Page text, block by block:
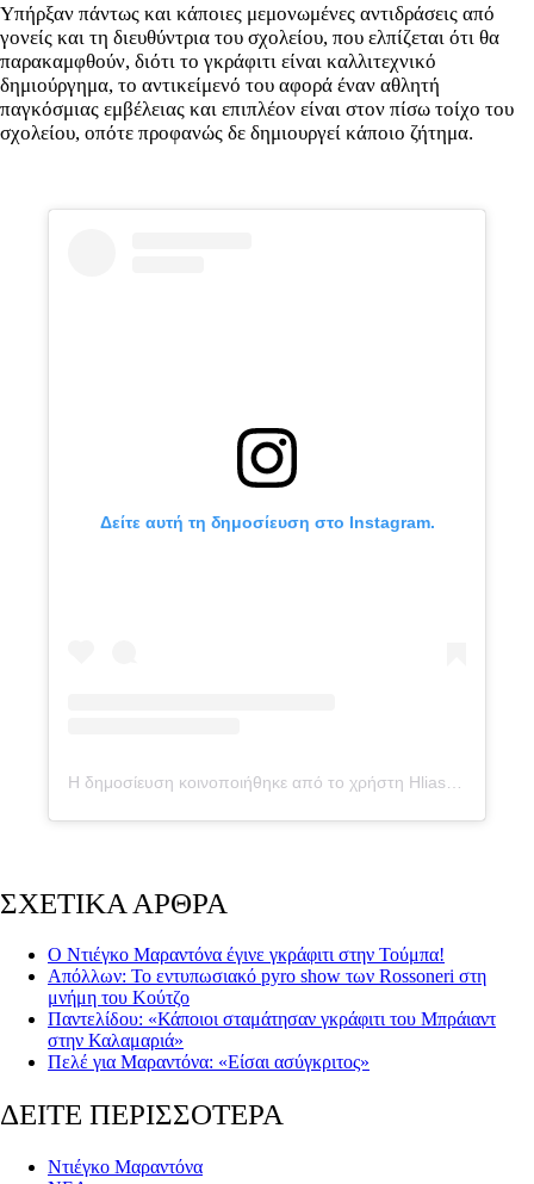
Υπήρξαν πάντως και κάποιες μεμονωμένες αντιδράσεις από
γονείς και τη διευθύντρια του σχολείου, που ελπίζεται ότι θα
παρακαμφθούν, διότι το γκράφιτι είναι καλλιτεχνικό
δημιούργημα, το αντικείμενό του αφορά έναν αθλητή
παγκόσμιας εμβέλειας και επιπλέον είναι στον πίσω τοίχο του
σχολείου, οπότε προφανώς δε δημιουργεί κάποιο ζήτημα.
Δείτε αυτή τη δημοσίευση στο Instagram.
ΣΧΕΤΙΚΑ ΑΡΘΡΑ
Ο Ντιέγκο Μαραντόνα έγινε γκράφιτι στην Τούμπα!
Απόλλων: To εντυπωσιακό pyro show των Rossoneri στη
μνήμη του Κούτζο
Παντελίδου: «Κάποιοι σταμάτησαν γκράφιτι του Μπράιαντ
στην Καλαμαριά»
Πελέ για Μαραντόνα: «Είσαι ασύγκριτος»
ΔΕΙΤΕ ΠΕΡΙΣΣΟΤΕΡΑ
Ντιέγκο Μαραντόνα